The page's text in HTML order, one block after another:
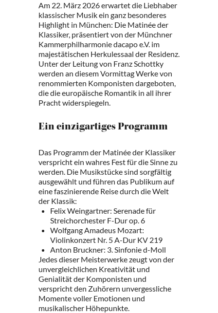
Am 22. März 2026 erwartet die Liebhaber
klassischer Musik ein ganz besonderes
Highlight in München: Die Matinée der
Klassiker, präsentiert von der Münchner
Kammerphilharmonie dacapo e.V. im
majestätischen Herkulessaal der Residenz.
Unter der Leitung von Franz Schottky
werden an diesem Vormittag Werke von
renommierten Komponisten dargeboten,
die die europäische Romantik in all ihrer
Pracht widerspiegeln.
Ein einzigartiges Programm
Das Programm der Matinée der Klassiker
verspricht ein wahres Fest für die Sinne zu
werden. Die Musikstücke sind sorgfältig
ausgewählt und führen das Publikum auf
eine faszinierende Reise durch die Welt
der Klassik:
Felix Weingartner: Serenade für
Streichorchester F-Dur op. 6
Wolfgang Amadeus Mozart:
Violinkonzert Nr. 5 A-Dur KV 219
Anton Bruckner: 3. Sinfonie d-Moll
Jedes dieser Meisterwerke zeugt von der
unvergleichlichen Kreativität und
Genialität der Komponisten und
verspricht den Zuhörern unvergessliche
Momente voller Emotionen und
musikalischer Höhepunkte.